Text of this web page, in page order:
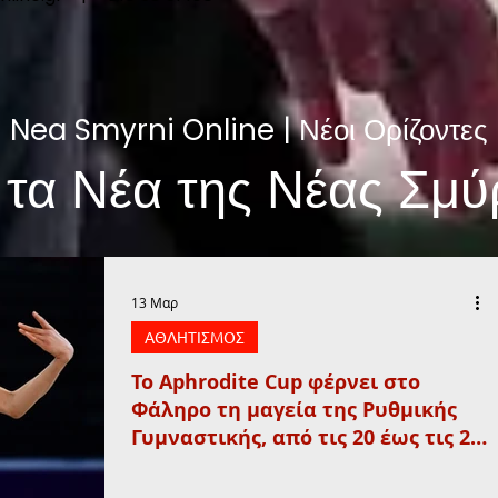
Nea Smyrni Online | Νέοι Ορίζοντες
Νέα της Νέας
Το Aphrodite Cup φέρνει στο
Φάληρο τη μαγεία της Ρυθμικής
Γυμναστικής, από τις 20 έως τις 22
ΑΘΛΗΤΙΣΜΟΣ
13 Μαρ